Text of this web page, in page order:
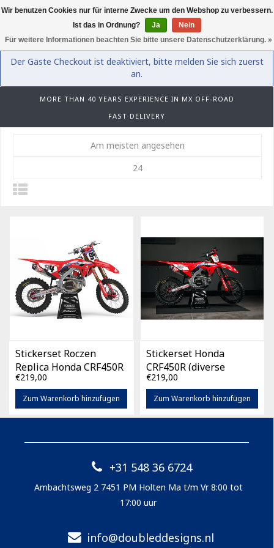
0
Der Gäste Checkout ist deaktiviert, bitte melden Sie sich zuerst
an.
MORE THAN 40 YEARS EXPERIENCE IN MX OFF-ROAD
FAST DELIVERY
Am meisten angesehen
24
Stickerset Roczen
Replica Honda CRF450R
(diverse bouwjaren)
€219,00
Zum Warenkorb hinzufügen
Stickerset Honda
CRF450R (diverse
bouwjaren)
€219,00
Zum Warenkorb hinzufügen
+31 548 36 6724
Ambachtsweg 2 7451 PM Holten Ma t/m Vr 8:00 tot
17:00 uur
info@doubleddesigns.nl
Wir benutzen Cookies nur für interne Zwecke um den Webshop zu verbessern.
Ist das in Ordnung?
Ja
Nein
Für weitere Informationen beachten Sie bitte unsere Datenschutzerklärung. »